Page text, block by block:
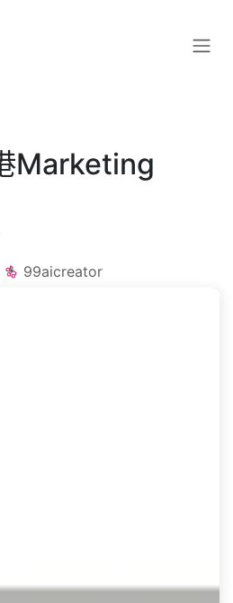
Marketing
99aicreator